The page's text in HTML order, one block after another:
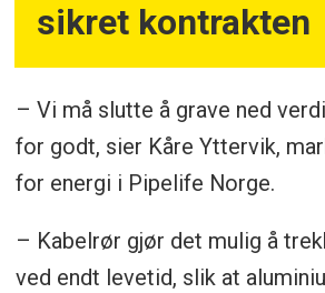
sikret kontrakten
– Vi må slutte å grave ned
for godt, sier Kåre Yttervik,
for energi i Pipelife Norge.
– Kabelrør gjør det mulig å
ved endt levetid, slik at